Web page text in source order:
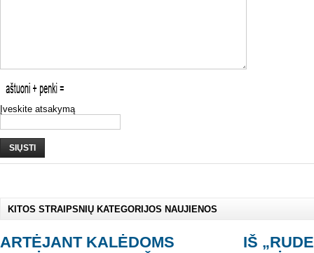
Įveskite atsakymą
SIŲSTI
KITOS STRAIPSNIŲ KATEGORIJOS NAUJIENOS
ARTĖJANT KALĖDOMS
IŠ